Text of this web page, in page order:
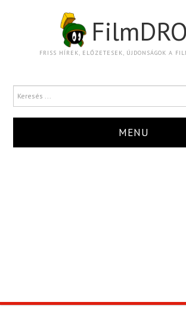
FRISS HÍREK, ELŐZETESEK, ÚJDONSÁGOK A
MENU